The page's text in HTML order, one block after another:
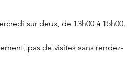
sur deux, de 13h00 à 15h00.
pas de visites sans rendez-